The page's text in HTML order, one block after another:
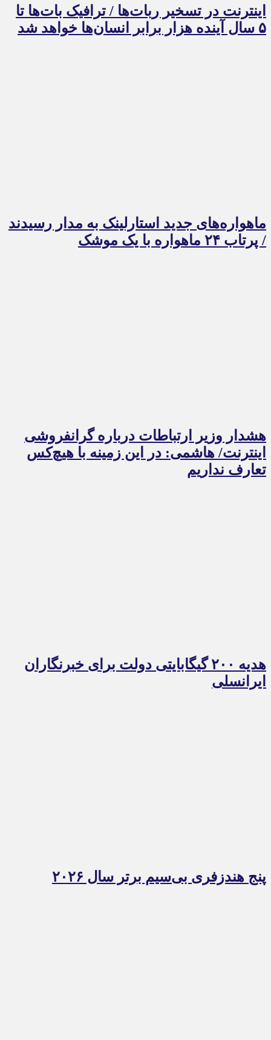
اینترنت در تسخیر ربات‌ها / ترافیک بات‌ها تا
۵ سال آینده هزار برابر انسان‌ها خواهد شد
ماهواره‌های جدید استارلینک به مدار رسیدند
/ پرتاب ۲۴ ماهواره با یک موشک
هشدار وزیر ارتباطات درباره گرانفروشی
اینترنت/ هاشمی: در این زمینه با هیچ‌کس
تعارف نداریم
هدیه ۲۰۰ گیگابایتی دولت برای خبرنگاران
ایرانسلی
پنج هندزفری بی‌سیم برتر سال ۲۰۲۶